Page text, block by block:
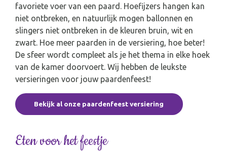
favoriete voer van een paard. Hoefijzers hangen kan
niet ontbreken, en natuurlijk mogen ballonnen en
slingers niet ontbreken in de kleuren bruin, wit en
zwart. Hoe meer paarden in de versiering, hoe beter!
De sfeer wordt compleet als je het thema in elke hoek
van de kamer doorvoert. Wij hebben de leukste
versieringen voor jouw paardenfeest!
Bekijk al onze paardenfeest versiering
Eten voor het feestje